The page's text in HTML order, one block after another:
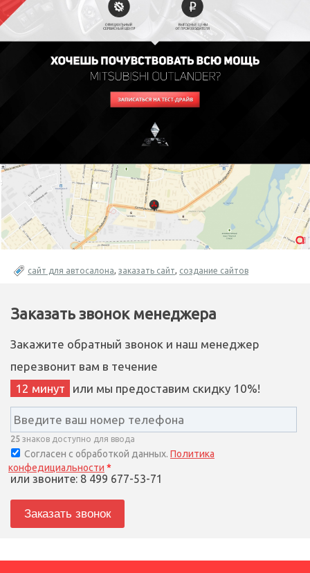
сайт для автосалона, заказать сайт, создание сайтов
Заказать звонок менеджера
Закажите обратный звонок и наш менеджер
перезвонит вам в течение
12 минут
или мы предоставим скидку 10%!
25 знаков доступно для ввода
Согласен с обработкой данных. Политика
конфедициальности *
или звоните: 8 499 677-53-71